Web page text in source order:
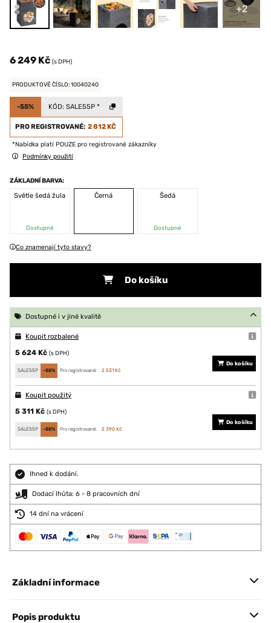
+2
6 249 Kč (s DPH)
PRODUKTOVÉ ČÍSLO: 10040240
-55% KÓD: SALE55P*
PRO REGISTROVANÉ: 2 812 KČ
*Nabídka platí POUZE pro registrované zákazníky
Podmínky použití
ZÁKLADNÍ BARVA:
Světle šedá žula
Dostupné
Černá Šedá
Dostupné
Co znamenají tyto stavy?
Do košíku
Dostupné i v jiné kvalitě
Koupit rozbalené
5 624 Kč (s DPH)
SALE55P -55% Pro registrované: 2 531 Kč
Do košíku
Koupit použitý
5 311 Kč (s DPH)
SALE55P -55% Pro registrované: 2 390 Kč
Do košíku
Ihned k dodání.
Dodací lhůta: 6 - 8 pracovních dní
14 dní na vrácení
Základní informace
Popis produktu